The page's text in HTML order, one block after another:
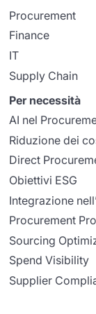
Procurement
Finance
IT
Supply Chain
Per necessità
AI nel
Riduzione dei
Direct
Obiettivi ESG
Integrazione
Procurement
Sourcing
Spend Visibility
Supplier